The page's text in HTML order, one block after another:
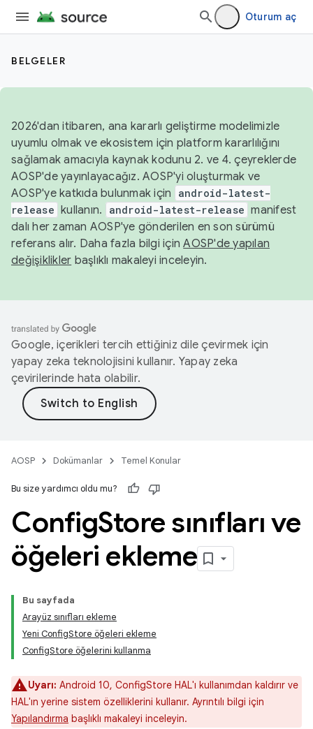
Oturum aç
BELGELER
2026'dan itibaren, ana kararlı geliştirme modelimizle
uyumlu olmak ve ekosistem için platform kararlılığını
sağlamak amacıyla kaynak kodunu 2. ve 4. çeyreklerde
AOSP'de yayınlayacağız. AOSP'yi oluşturmak ve
AOSP'ye katkıda bulunmak için
android-latest-
release kullanın. android-latest-release manifest
dalı her zaman AOSP'ye gönderilen en son sürümü
referans alır. Daha fazla bilgi içinAOSP'de yapılan
değişiklikler başlıklı makaleyi inceleyin.
Google, içerikleri tercih ettiğiniz dile çevirmek için
yapay zeka teknolojisini kullanır. Yapay zeka
çevirilerinde hata olabilir.
AOSP Dokümanlar Temel Konular
Bu size yardımcı oldu mu?
ConfigStore sınıfları ve
öğeleri ekleme
Bu sayfada
Arayüz sınıfları ekleme
Yeni ConfigStore öğeleri ekleme
ConfigStore öğelerini kullanma
Uyarı: Android 10, ConfigStore HAL'ı kullanımdan kaldırır ve
HAL'ın yerine sistem özelliklerini kullanır. Ayrıntılı bilgi için
Yapılandırma başlıklı makaleyi inceleyin.